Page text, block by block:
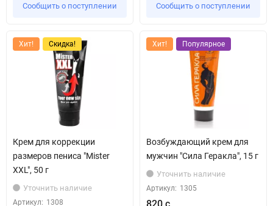
Сообщить о поступлении Сообщить о поступлении
Хит! Скидка!
Крем для коррекции
размеров пениса "Mister
XXL", 50 г
Уточнить наличие
Артикул: 1308
Хит! Популярное
Возбуждающий крем для
мужчин "Сила Геракла", 15 г
Уточнить наличие
Артикул: 1305
820 с